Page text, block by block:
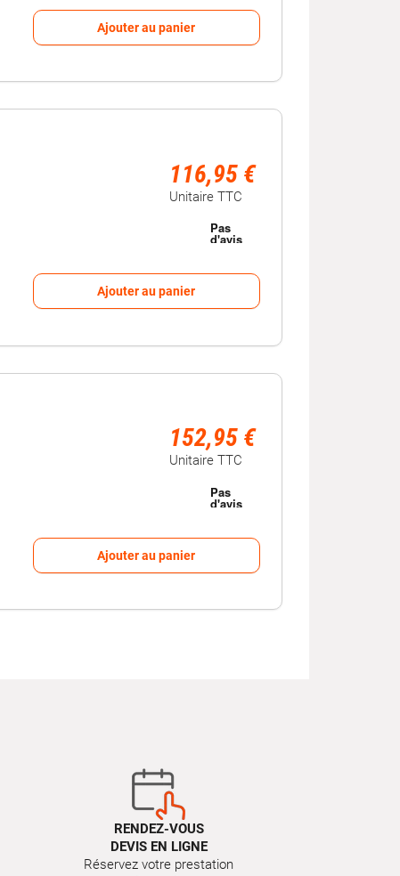
Ajouter au panier
116,95 €
Unitaire TTC
Ajouter au panier
152,95 €
Unitaire TTC
Ajouter au panier
RENDEZ-VOUS
DEVIS EN LIGNE
Réservez votre prestation